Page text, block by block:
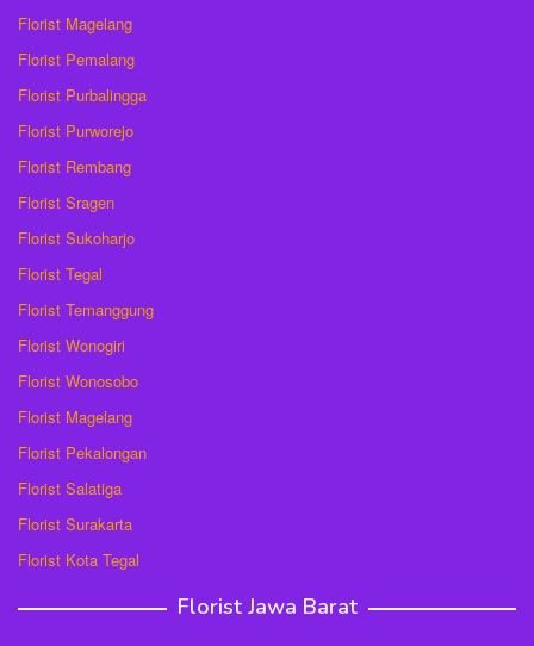
Florist Magelang
Florist Pemalang
Florist Purbalingga
Florist Purworejo
Florist Rembang
Florist Sragen
Florist Sukoharjo
Florist Tegal
Florist Temanggung
Florist Wonogiri
Florist Wonosobo
Florist Magelang
Florist Pekalongan
Florist Salatiga
Florist Surakarta
Florist Kota Tegal
Florist Jawa Barat